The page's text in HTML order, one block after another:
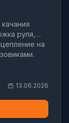
руля,
на
13.06.2026